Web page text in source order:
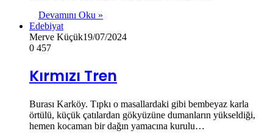
Devamını Oku »
Edebiyat
Merve Küçük19/07/2024
0 457
Kırmızı Tren
Burası Karköy. Tıpkı o masallardaki gibi bembeyaz karla
örtülü, küçük çatılardan gökyüzüne dumanların yükseldiği,
hemen kocaman bir dağın yamacına kurulu…